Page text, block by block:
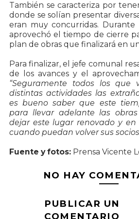
También se caracteriza por
donde se solían presentar
eran muy concurridas. Durante
aprovechó el tiempo de cierre
plan de obras que finalizará en
Para finalizar, el jefe comunal
de los avances y el
“Seguramente todos los que
distintas actividades las
es bueno saber que este
para llevar adelante las
dejar este lugar renovado y en
cuando puedan volver sus
Fuente y fotos:Prensa Vicente
NO HAY
PUBLICAR UN
COMENTARIO